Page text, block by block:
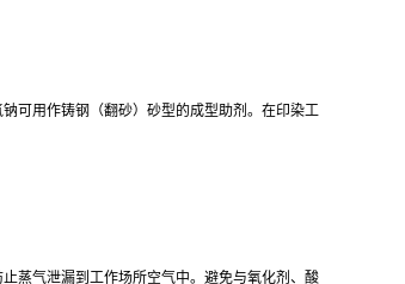
可用作铸钢（翻砂）砂型的成型助剂。在印染工
蒸气泄漏到工作场所空气中。避免与氧化剂、酸